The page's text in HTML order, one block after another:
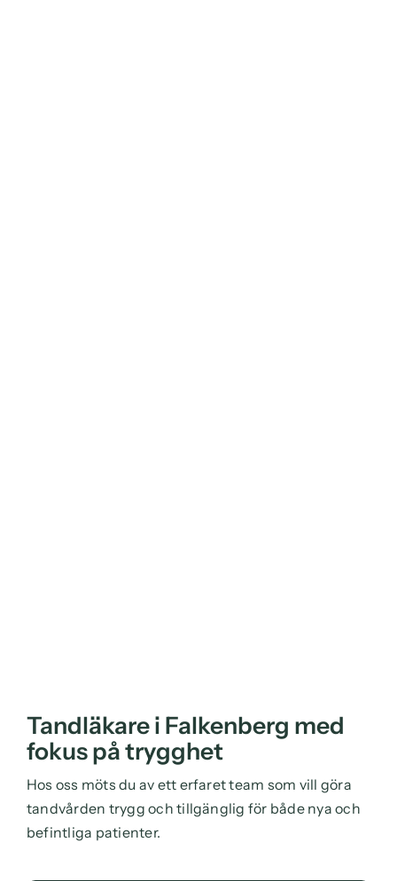
Tandläkare i Falkenberg med
fokus på trygghet
Hos oss möts du av ett erfaret team som vill göra
tandvården trygg och tillgänglig för både nya och
befintliga patienter.